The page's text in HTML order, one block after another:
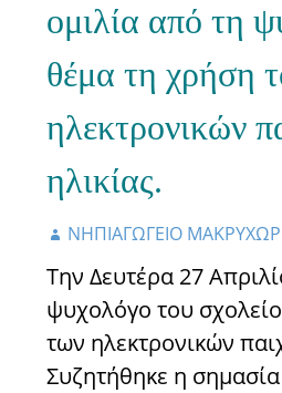
ομιλία από τη
θέμα τη χρήση
ηλεκτρονικών
ηλικίας.
ΝΗΠΙΑΓΩΓΕΙΟ
Την Δευτέρα 27
ψυχολόγο του
των ηλεκτρονικών
Συζητήθηκε η